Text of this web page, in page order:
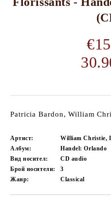
Patricia Bardon, William
Артист:
William Christie,
Албум:
Handel: Orlando
Вид носител:
CD audio
Брой носители:
3
Жанр:
Classical